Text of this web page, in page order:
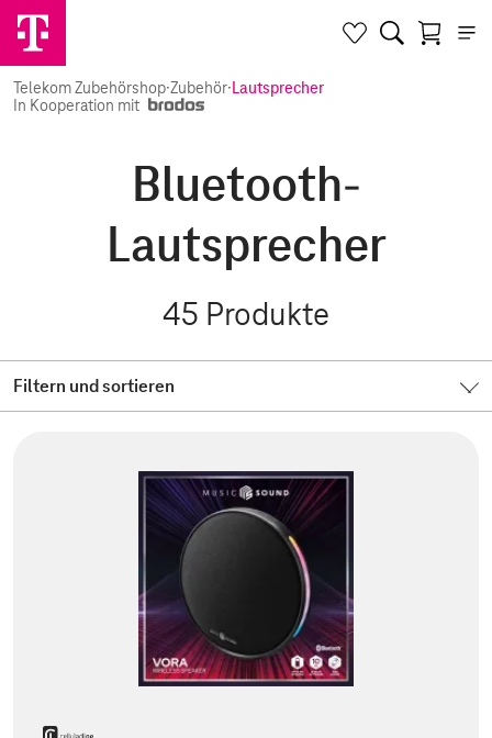
Telekom Zubehörshop·Zubehör·Lautsprecher
In Kooperation mit
Bluetooth-
Lautsprecher
45 Produkte
Filtern und sortieren